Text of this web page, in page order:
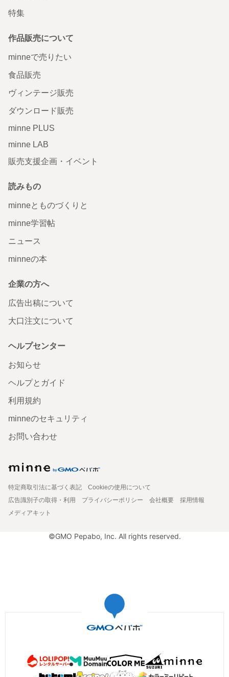
特集
作品販売について
minneで売りたい
食品販売
ヴィンテージ販売
ダウンロード販売
minne PLUS
minne LAB
販売支援企画・イベント
読みもの
minneとものづくりと
minne学習帖
ニュース
minneの本
企業の方へ
広告出稿について
大口注文について
ヘルプセンター
お知らせ
ヘルプとガイド
利用規約
minneのセキュリティ
お問い合わせ
特定商取引法に基づく表記
Cookieの使用について
広告識別子の取得・利用
プライバシーポリシー 会社概要
採用情報
メディアキット
©GMO Pepabo, Inc. All rights reserved.